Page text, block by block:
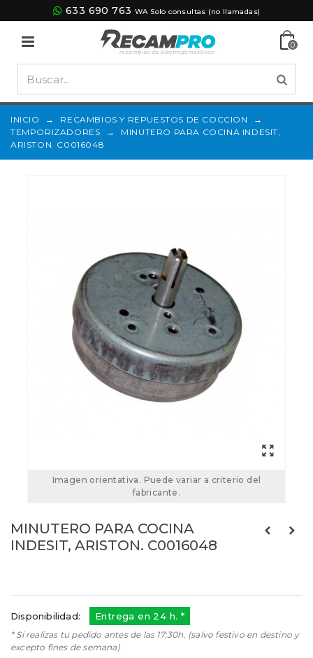
633 690 763 WA Solo consultas (no llamadas)
0
INICIO → RECAMBIOS Y REPUESTOS DE COCCION
→
TEMPORIZADORES
→
MINUTERO PARA COCINA INDESIT,
ARISTON. C0016048
Imagen orientativa. Puede variar a criterio del
fabricante.
MINUTERO PARA COCINA
INDESIT, ARISTON. C0016048
Disponibilidad: Entrega en 24 h. *
* Si realizas tu pedido antes de las 17:30h. (salvo festivo en destino y
excepto fines de semana)